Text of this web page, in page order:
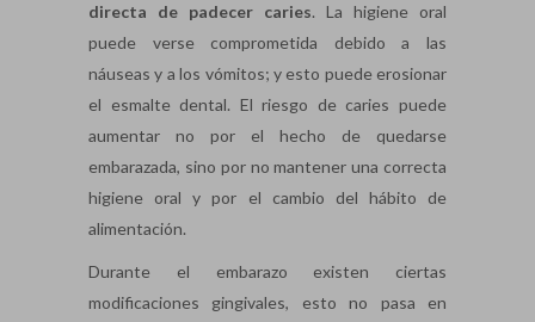
directa de padecer caries. La higiene oral
puede verse comprometida debido a las
náuseas y a los vómitos; y esto puede erosionar
el esmalte dental. El riesgo de caries puede
aumentar no por el hecho de quedarse
embarazada, sino por no mantener una correcta
higiene oral y por el cambio del hábito de
alimentación.
Durante el embarazo existen ciertas
modificaciones gingivales, esto no pasa en